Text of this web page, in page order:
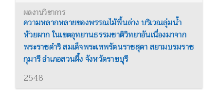
ความหลากหลายของพรรณไม้พื้นล่าง บริเวณลุ่มน้ำ
ห้วยผาก ในเขตอุทยานธรรมชาติวิทยาอันเนื่องมาจาก
พระราชดำริ สมเด็จพระเทพรัตนราชสุดา สยามบรมราช
กุมารี อำเภอสวนผึ้ง จังหวัดราชบุรี
2548